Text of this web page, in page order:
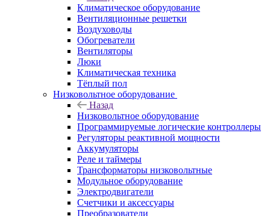
Климатическое оборудование
Вентиляционные решетки
Воздуховоды
Обогреватели
Вентиляторы
Люки
Климатическая техника
Тёплый пол
Низковольтное оборудование
Назад
Низковольтное оборудование
Программируемые логические контроллеры
Регуляторы реактивной мощности
Аккумуляторы
Реле и таймеры
Трансформаторы низковольтные
Модульное оборудование
Электродвигатели
Счетчики и аксессуары
Преобразователи